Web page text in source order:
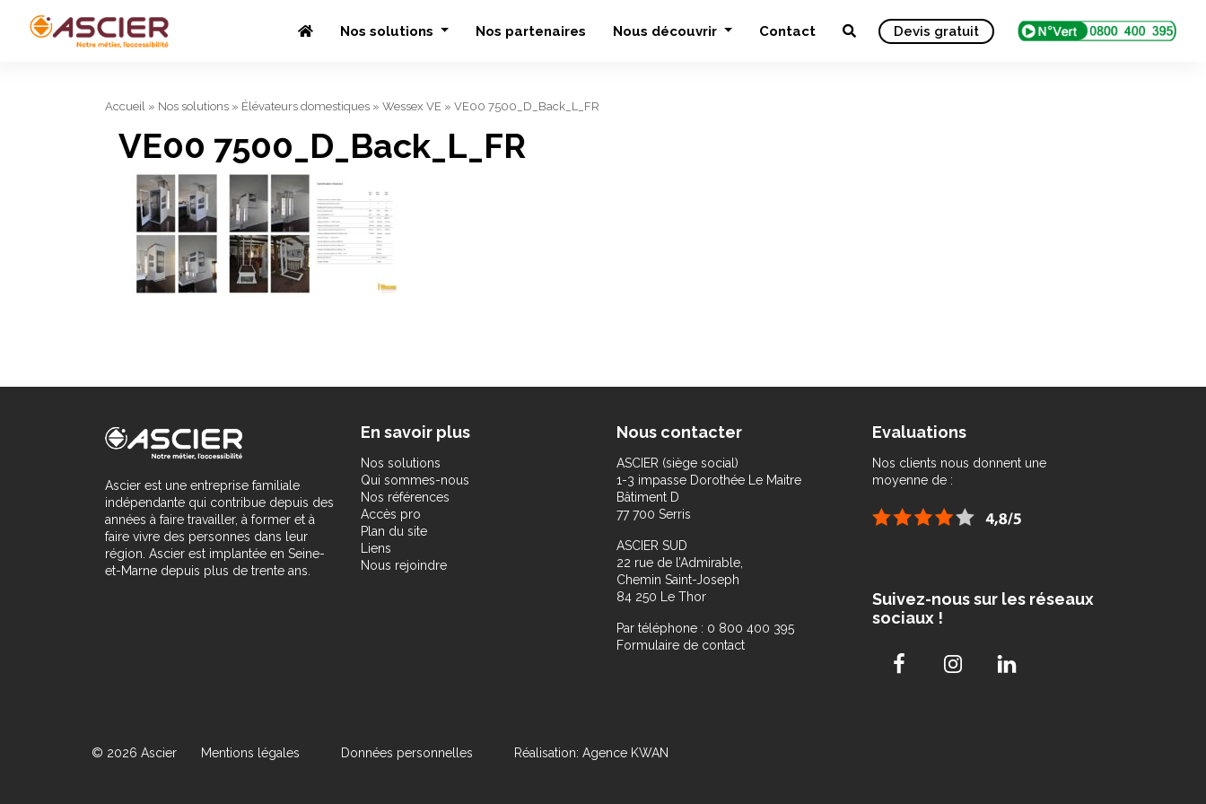
Nos solutions Nos partenaires Nous découvrir Contact Devis gratuit
Accueil » Nos solutions » Élévateurs domestiques » Wessex VE » VE00 7500_D_Back_L_FR
VE00 7500_D_Back_L_FR
Ascier est une entreprise familiale
indépendante qui contribue depuis des
années à faire travailler, à former et à
faire vivre des personnes dans leur
région. Ascier est implantée en Seine-
et-Marne depuis plus de trente ans.
En savoir plus
Nos solutions
Qui sommes-nous
Nos références
Accès pro
Plan du site
Liens
Nous rejoindre
Nous contacter
ASCIER (siège social)
1-3 impasse Dorothée Le Maitre
Bâtiment D
77 700 Serris
ASCIER SUD
22 rue de l’Admirable,
Chemin Saint-Joseph
84 250 Le Thor
Par téléphone : 0 800 400 395
Formulaire de contact
Evaluations
Nos clients nous donnent une
moyenne de :
Suivez-nous sur les réseaux
sociaux !
© 2026 Ascier Mentions légales Données personnelles Réalisation: Agence KWAN